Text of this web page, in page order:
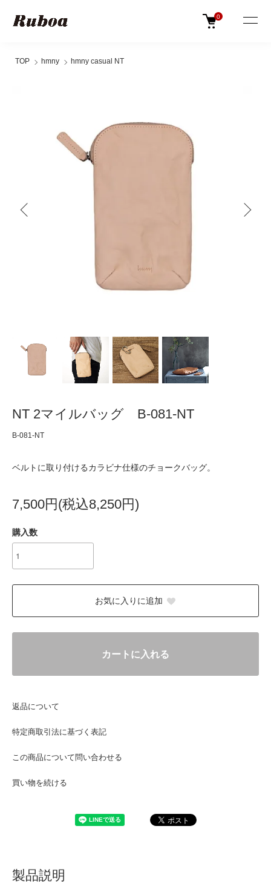
0
TOP hmny hmny casual NT
NT 2マイルバッグ B-081-NT
B-081-NT
ベルトに取り付けるカラビナ仕様のチョークバッグ。
7,500円(税込8,250円)
購入数
お気に入りに追加
カートに入れる
返品について
特定商取引法に基づく表記
この商品について問い合わせる
買い物を続ける
製品説明